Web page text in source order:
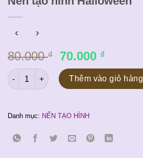
80.000₫
Giá
gốc
là:
80.000 ₫.
70.000 ₫Giá
hiện
tại
là:
Nến tạo hình Halloween số lượng
Thêm vào giỏ hàng
Danh mục: NẾN TẠO HÌNH